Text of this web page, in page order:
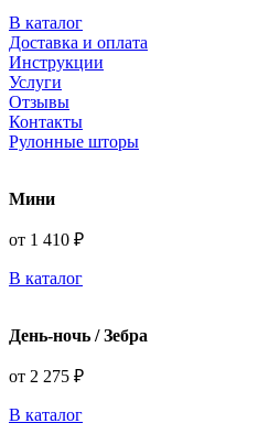
В каталог
Доставка и оплата
Инструкции
Услуги
Отзывы
Контакты
Рулонные шторы
Мини
от 1 410 ₽
В каталог
День-ночь / Зебра
от 2 275 ₽
В каталог